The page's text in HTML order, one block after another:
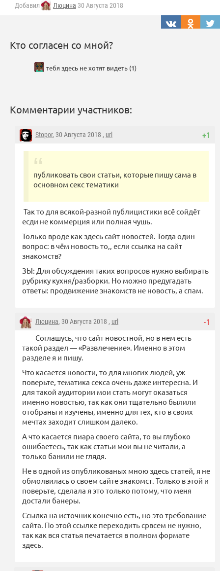
Добавил Люцина 30 Августа 2018
Кто согласен со мной?
тебя здесь не хотят видеть (1)
Комментарии участников:
+1
Stopor, 30 Августа 2018 , url
публиковать свои статьи, которые пишу сама в
основном секс тематики
Так то для всякой-разной публицистики всё сойдёт
есди не коммерция или полная чушь.
Только вроде как здесь сайт новостей. Тогда один
вопрос: в чём новость то,, если ссылка на сайт
знакомств?
ЗЫ: Для обсуждения таких вопросов нужно выбирать
рубрику кухня/разборки. Но можно предугадать
ответы: продвижение знакомств не новость, а спам.
-1
Люцина, 30 Августа 2018 , url
Соглашусь, что сайт новостной, но в нем есть
такой раздел — «Развлечение». Именно в этом
разделе я и пишу.
Что касается новости, то для многих людей, уж
поверьте, тематика секса очень даже интересна. И
для такой аудитории мои стать могут оказаться
именно новостью, так как они тщательно былили
отобраны и изучены, именно для тех, кто в своих
мечтах заходит слишком далеко.
А что касается пиара своего сайта, то вы глубоко
ошибаетесь, так как статьи мои вы не читали, а
только банили не глядя.
Не в одной из опубликованых мною здесь статей, я не
обмолвилась о своем сайте знакомст. Только в этой и
поверьте, сделала я это только потому, что меня
достали банеры.
Ссылка на источник конечно есть, но это требование
сайта. По этой ссылке переходить срвсем не нужно,
так как вся статья печатается в полном формате
здесь.